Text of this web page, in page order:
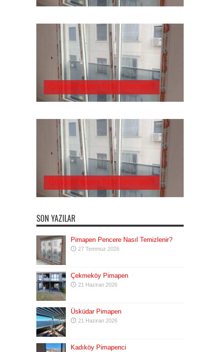
Pimapen Pencere Nasıl Temizlenir?
Pimapen Pencere Nasıl Temizlenir?
SON YAZILAR
Pimapen Pencere Nasıl Temizlenir?
27 Temmuz 2026
Çekmeköy Pimapen
21 Haziran 2026
Üsküdar Pimapen
21 Haziran 2026
Kadıköy Pimapenci